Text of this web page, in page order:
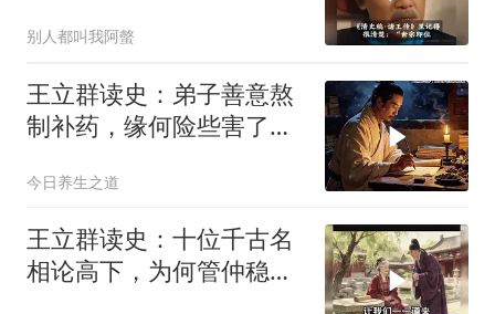
别人都叫我阿螫
王立群读史：弟子善意熬
制补药，缘何险些害了朱
今日养生之道
王立群读史：十位千古名
相论高下，为何管仲稳居